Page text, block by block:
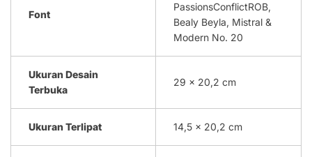
Font
PassionsConflictROB,
Bealy Beyla, Mistral &
Modern No. 20
Ukuran Desain
Terbuka
29 x 20,2 cm
Ukuran Terlipat 14,5 x 20,2 cm